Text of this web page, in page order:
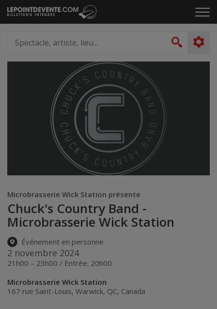
Passer
au
le
artiste,
lieu...
Microbrasserie Wick Station présente
Chuck's Country Band -
Microbrasserie Wick Station
Événement en personne
2 novembre 2024
21h00 – 23h00 / Entrée: 20h00
Microbrasserie Wick Station
167 rue Saint-Louis, Warwick, QC, Canada